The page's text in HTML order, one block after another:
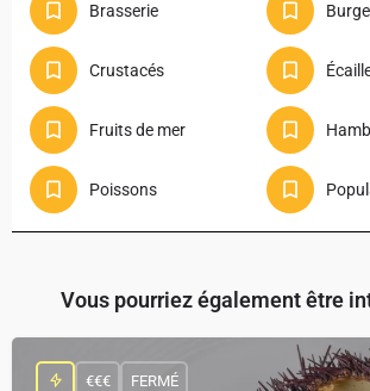
Brasserie
Crustacés
Fruits de mer
Poissons
Vous pourriez également être
€€€ FERMÉ